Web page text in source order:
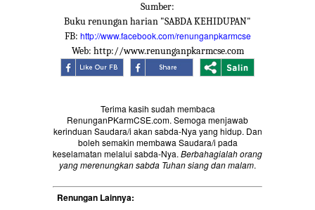
Sumber:
Buku renungan harian "SABDA KEHIDUPAN"
FB: http://www.facebook.com/renunganpkarmcse
Web: http://www.renunganpkarmcse.com
Terima kasih sudah membaca
RenunganPKarmCSE.com. Semoga menjawab
kerinduan Saudara/i akan sabda-Nya yang hidup. Dan
boleh semakin membawa Saudara/i pada
keselamatan melalui sabda-Nya. Berbahagialah orang
yang merenungkan sabda Tuhan siang dan malam.
Renungan Lainnya: